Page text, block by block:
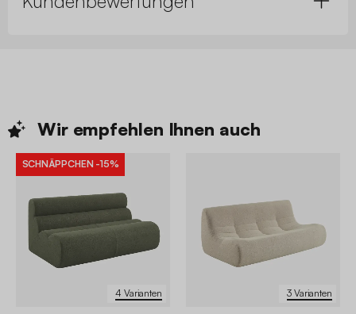
Wir empfehlen Ihnen auch
4 Varianten
SCHNÄPPCHEN -15%
3 Varianten